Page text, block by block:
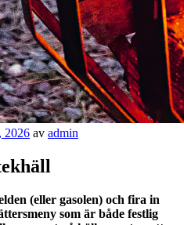
2026 av admin
(eller gasolen) och fira in
som är både festlig